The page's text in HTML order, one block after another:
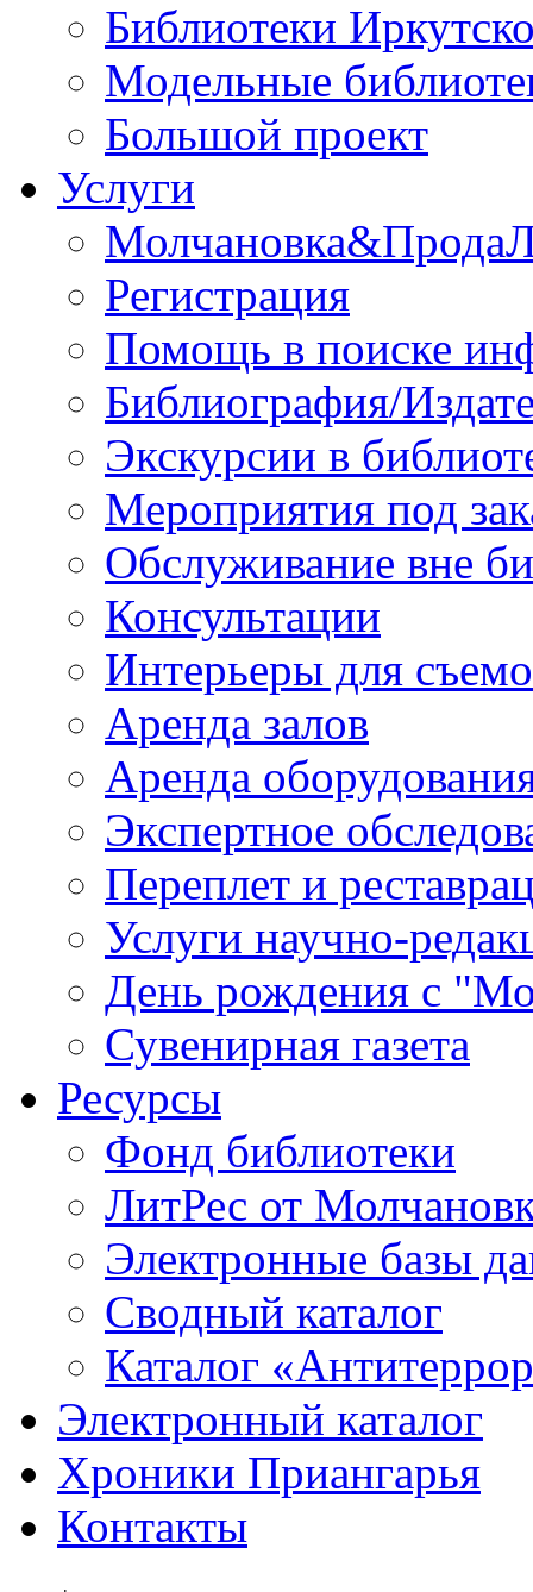
Библиотеки
Модельные
Большой проект
Услуги
Регистрация
Помощь в поиске
Библиография/
Экскурсии в
Мероприятия под
Обслуживание вне
Консультации
Интерьеры для
Аренда залов
Аренда
Экспертное
Переплет и
Услуги научно-
День рождения с
Сувенирная газета
Ресурсы
Фонд библиотеки
ЛитРес от
Электронные базы
Сводный каталог
Каталог
Электронный каталог
Хроники Приангарья
Контакты